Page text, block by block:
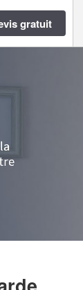
gratuit